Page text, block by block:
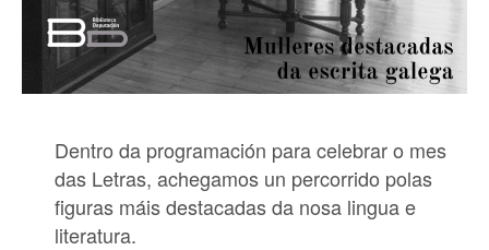
Dentro da programación para celebrar o mes
das Letras, achegamos un percorrido polas
figuras máis destacadas da nosa lingua e
literatura.